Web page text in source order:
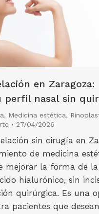
en Zaragoza:
perfil nasal sin
, Medicina estética,
27/04/2026
sin cirugía en
de medicina
mejorar la forma de
hialurónico, sin
quirúrgica. Es una
pacientes que desean